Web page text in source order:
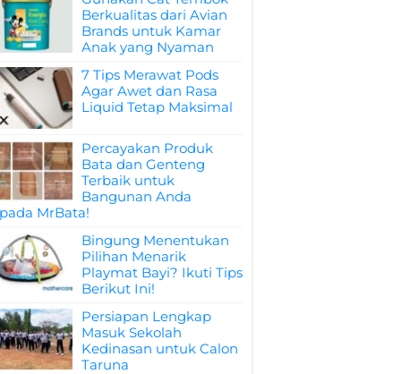
Berkualitas dari Avian
Brands untuk Kamar
Anak yang Nyaman
7 Tips Merawat Pods
Agar Awet dan Rasa
Liquid Tetap Maksimal
Percayakan Produk
Bata dan Genteng
Terbaik untuk
Bangunan Anda
MrBata!
Bingung Menentukan
Pilihan Menarik
Playmat Bayi? Ikuti Tips
Berikut Ini!
Persiapan Lengkap
Masuk Sekolah
Kedinasan untuk Calon
Taruna